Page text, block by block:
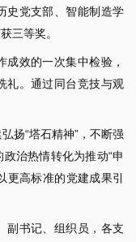
史党支部、智能制造学
三等奖。
效的一次集中检验，
礼。通过同台竞技与观
扬“塔石精神”，不断强
治热情转化为推动“申
更高标准的党建成果引
副书记、组织员，各支